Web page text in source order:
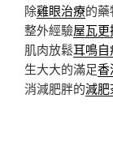
除雞眼治療的
整外經驗屋瓦更
肌肉放鬆耳鳴自
生大大的滿足香
消減肥胖的減肥